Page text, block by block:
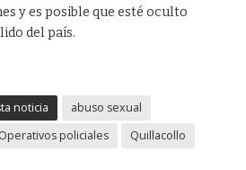
y es posible que esté oculto
del país.
noticia
abuso sexual
Operativos policiales Quillacollo